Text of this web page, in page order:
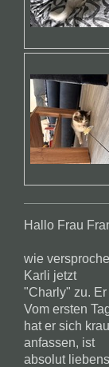
Hallo Frau
wie
Karli jetzt
"Charly" zu.
Vom ersten
hat er sich
anfassen, ist
absolut